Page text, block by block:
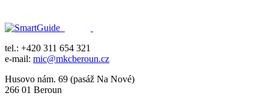
tel.: +420 311 654 321
e-mail: mic@mkcberoun.cz
Husovo nám. 69 (pasáž Na Nové)
266 01 Beroun